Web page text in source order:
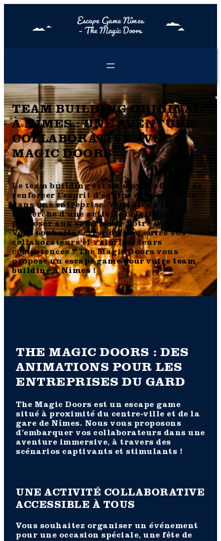
Escape Game Nîmes
– The Magic Doors
TEAM BUILDING ORIGINAL
À NÎMES : UNE AVENTURE
COLLABORATIVE AVEC
MAGIC DOORS
Le team building est un moyen efficace de
renforcer l’esprit d’équipe et la cohésion
dans une entreprise. Vous êtes à la
recherche d’une activité originale à
proposer aux salariés de votre société ?
Vous souhaitez créer du lien entre vos
collaborateurs et valoriser leurs
compétences ? The Magic Doors vous
propose unescape game pour votre team
building à Nîmes!
THE MAGIC DOORS : DES
ANIMATIONS POUR LES
ENTREPRISES DU GARD
The Magic Doors est un escape game
situé à proximité du centre-ville et de la
gare de Nîmes. Nous vous proposons
d’embarquer vos collaborateurs dans une
aventure immersive, à travers des
scénarios captivants et stimulants !
UNE ACTIVITÉ COLLABORATIVE
ACCESSIBLE À TOUS
Vous souhaitez organiser un événement
pour une occasion spéciale, une fête de